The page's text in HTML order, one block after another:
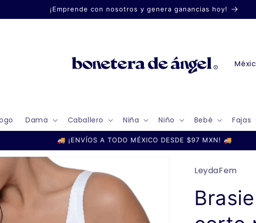
¡Emprende con nosotros y genera ganancias hoy!
Dama Caballero Niña Niño Bebé Fajas
P
/
r
e
g
ó
n
🚚 ¡ENVÍOS A TODO MÉXICO DESDE $97 MXN! 🚚
LeydaFem